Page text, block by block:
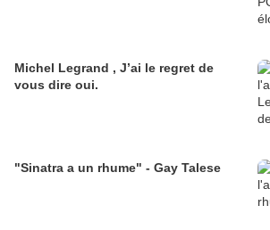
Michel Legrand , J’ai le regret de
vous dire oui.
"Sinatra a un rhume" - Gay Talese